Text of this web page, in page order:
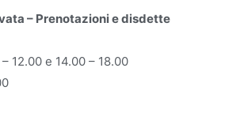
– Prenotazioni e disdette
12.00 e 14.00 – 18.00